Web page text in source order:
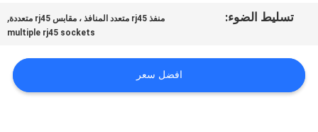
اطلب
خريطة
تسليط الضوء: منفذ rj45 متعدد المنافذ ، مقابس rj45 متعددة ,
multiple rj45 sockets
افضل سعر